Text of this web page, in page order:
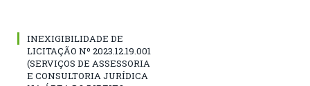
INEXIGIBILIDADE DE
LICITAÇÃO Nº 2023.12.19.001
(SERVIÇOS DE ASSESSORIA
E CONSULTORIA JURÍDICA